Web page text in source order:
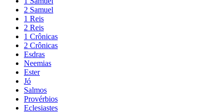
2 Samuel
1 Reis
2 Reis
1 Crônicas
2 Crônicas
Esdras
Neemias
Ester
Jó
Salmos
Provérbios
Eclesiastes